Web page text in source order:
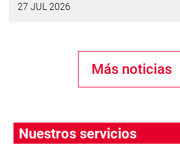
27 JUL 2026
Más noticias
Nuestros servicios